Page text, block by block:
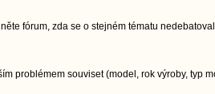
fórum, zda se o stejném tématu
problémem souviset (model, rok výroby, typ